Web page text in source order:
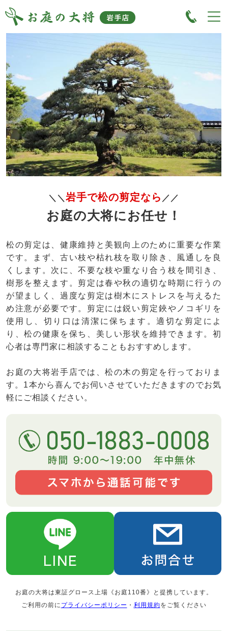
＼＼ 岩手で松の剪定なら ／／
お庭の大将にお任せ！
松の剪定は、健康維持と美観向上のために重要な作業
です。まず、古い枝や枯れ枝を取り除き、風通しを良
くします。次に、不要な枝や重なり合う枝を間引き、
樹形を整えます。剪定は春や秋の適切な時期に行うの
が望ましく、過度な剪定は樹木にストレスを与えるた
め注意が必要です。剪定には鋭い剪定鋏やノコギリを
使用し、切り口は清潔に保ちます。適切な剪定によ
り、松の健康を保ち、美しい形状を維持できます。初
心者は専門家に相談することもおすすめします。
お庭の大将岩手店では、松の木の剪定を行っておりま
す。1本から喜んでお伺いさせていただきますのでお気
軽にご相談ください。
お庭の大将は東証グロース上場《お庭110番》と提携しています。
ご利用の前に プライバシーポリシー ・ 利用規約をご覧ください